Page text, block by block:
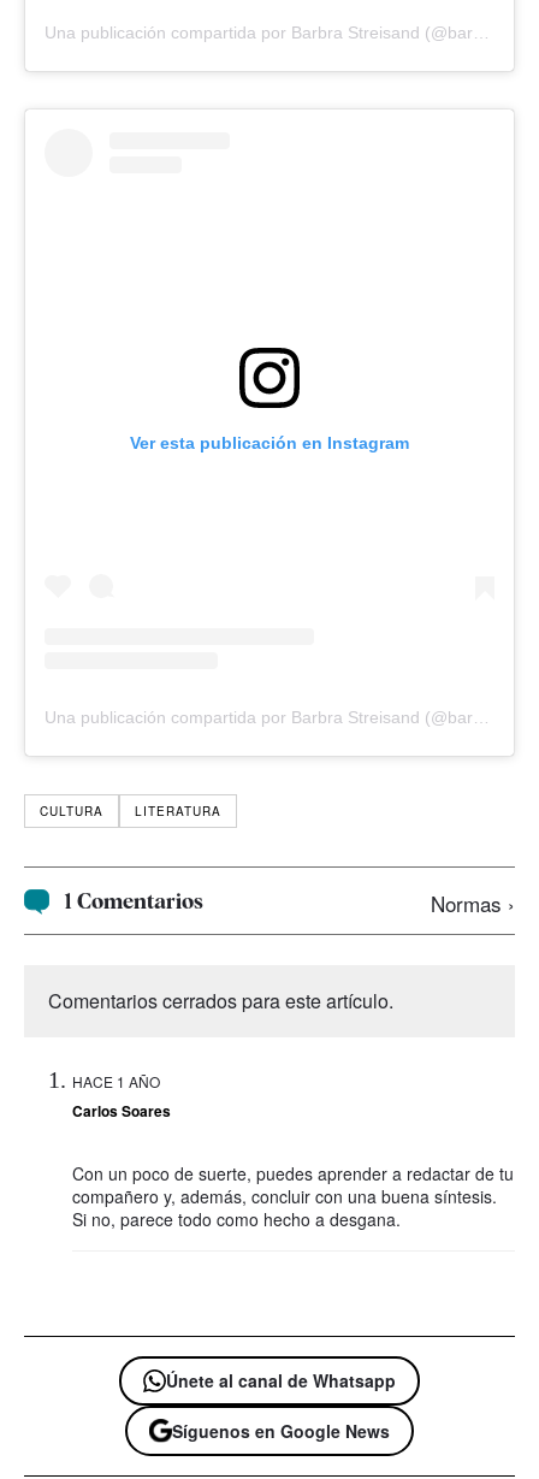
Ver esta publicación en Instagram
Una publicación compartida por Barbra Streisand (@barbrastreisand)
CULTURA LITERATURA
1 Comentarios Normas ›
Comentarios cerrados para este artículo.
HACE 1 AÑO
Carlos Soares
Con un poco de suerte, puedes aprender a redactar de tu
compañero y, además, concluir con una buena síntesis.
Si no, parece todo como hecho a desgana.
Únete al canal de Whatsapp
Síguenos en Google News